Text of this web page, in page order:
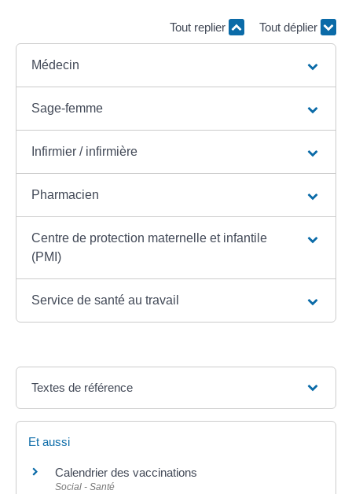
Tout replier Tout déplier
Médecin
Sage-femme
Infirmier / infirmière
Pharmacien
Centre de protection maternelle et infantile
(PMI)
Service de santé au travail
Textes de référence
Et aussi
Calendrier des vaccinations
Social - Santé